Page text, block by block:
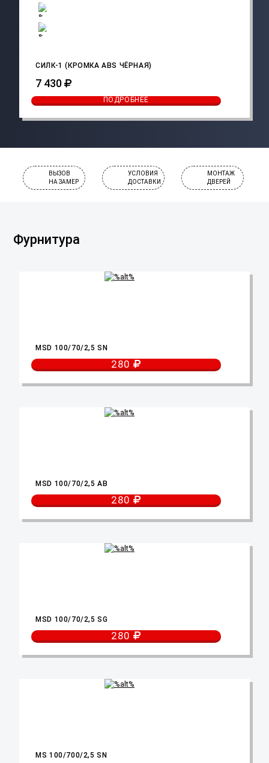
СИЛК-1 (КРОМКА ABS ЧЁРНАЯ)
7 430
ПОДРОБНЕЕ
ВЫЗОВ
НА ЗАМЕР
УСЛОВИЯ
ДОСТАВКИ
МОНТАЖ
ДВЕРЕЙ
Фурнитура
MSD 100/70/2,5 SN
280
MSD 100/70/2,5 AB
280
MSD 100/70/2,5 SG
280
MS 100/700/2,5 SN